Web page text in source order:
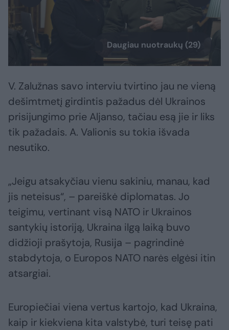
Daugiau nuotraukų (29)
V. Zalužnas savo interviu tvirtino jau ne vieną
dešimtmetį girdintis pažadus dėl Ukrainos
prisijungimo prie Aljanso, tačiau esą jie ir liks
tik pažadais. A. Valionis su tokia išvada
nesutiko.
„Jeigu atsakyčiau vienu sakiniu, manau, kad
jis neteisus“, – pareiškė diplomatas. Jo
teigimu, vertinant visą NATO ir Ukrainos
santykių istoriją, Ukraina ilgą laiką buvo
didžioji prašytoja, Rusija – pagrindinė
stabdytoja, o Europos NATO narės elgėsi itin
atsargiai.
Europiečiai viena vertus kartojo, kad Ukraina,
kaip ir kiekviena kita valstybė, turi teisę pati